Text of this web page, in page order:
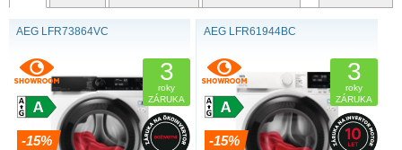
AEG LFR73864VC
-15%
3
roky
ZÁRUKA
AEG LFR61944BC
-15%
3
roky
ZÁRUKA